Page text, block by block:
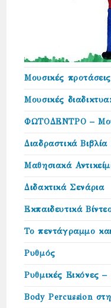
Μουσικές
Μουσικές
ΦΩΤΟΔΕΝΤΡΟ –
Διαδραστικά
Μαθησιακά
Διδακτικά Σενάρια
Εκπαιδευτικά
Το πεντάγραμμο
Ρυθμός
Ρυθμικές Εικόνες
Body Percussion